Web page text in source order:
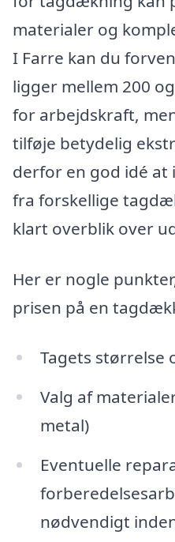
materialer og
I Farre kan du
ligger mellem 200
for arbejdskraft,
tilføje betydelig
derfor en god idé
fra forskellige
klart overblik over
Her er nogle
prisen på en
Tagets størrelse
Valg af
metal)
Eventuelle
nødvendigt